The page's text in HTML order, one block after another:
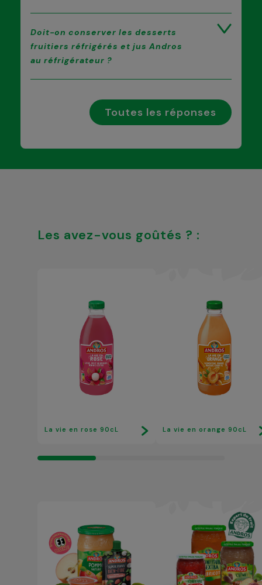
Doit-on conserver les desserts
fruitiers réfrigérés et jus Andros
au réfrigérateur ?
Toutes les réponses
Les avez-vous goûtés ? :
La vie en rose 90cL La vie en orange 90cL